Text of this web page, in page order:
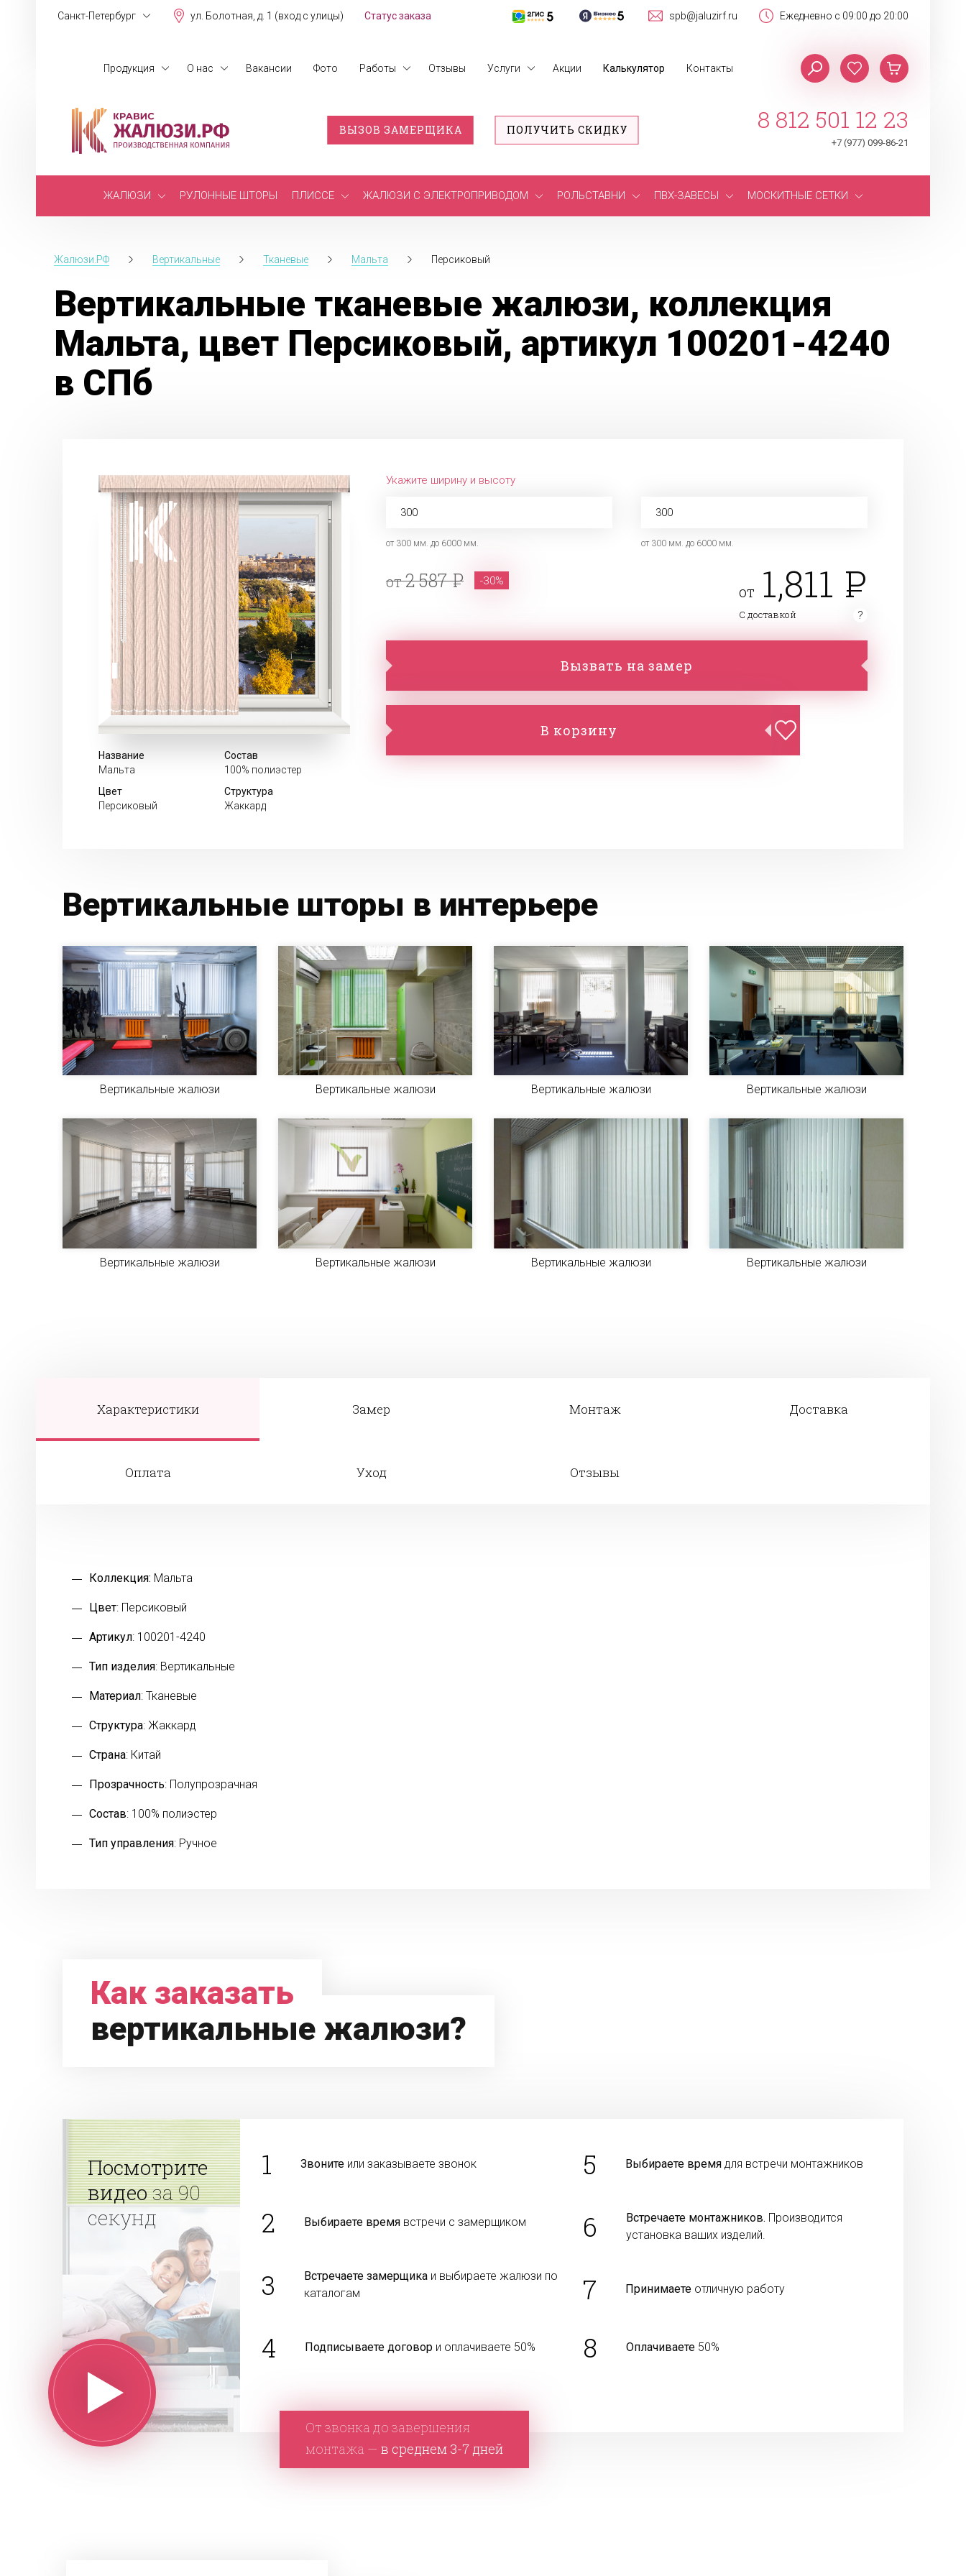
Санкт-Петербург ул. Болотная, д. 1 (вход с улицы) Ежедневно с 09:00 до 20:00
spb@jaluzirf.ru
Статус заказа
Продукция О нас Вакансии Фото Работы Отзывы Услуги Акции Калькулятор Контакты
ВЫЗОВ ЗАМЕРЩИКА ПОЛУЧИТЬ СКИДКУ 8 812 501 12 23
+7 (977) 099-86-21
ЖАЛЮЗИ РУЛОННЫЕ ШТОРЫ ПЛИССЕ ЖАЛЮЗИ С ЭЛЕКТРОПРИВОДОМ РОЛЬСТАВНИ ПВХ-ЗАВЕСЫ МОСКИТНЫЕ СЕТКИ
Жалюзи.РФ Вертикальные Тканевые Мальта Персиковый
Вертикальные тканевые жалюзи, коллекция
Мальта, цвет Персиковый, артикул 100201-4240
в СПб
Название
Мальта
Состав
100% полиэстер
Цвет
Персиковый
Структура
Жаккард
Укажите ширину и высоту
от 300 мм. до 6000 мм. от 300 мм. до 6000 мм.
от2 587 -30%
от 1,811
С доставкой
Вызвать на замер
В корзину
Вертикальные шторы в интерьере
Вертикальные жалюзи Вертикальные жалюзи Вертикальные жалюзи Вертикальные жалюзи
Вертикальные жалюзи Вертикальные жалюзи Вертикальные жалюзи Вертикальные жалюзи
Характеристики Замер Монтаж Доставка
Оплата Уход Отзывы
Коллекция: Мальта
Цвет: Персиковый
Артикул: 100201-4240
Тип изделия: Вертикальные
Материал: Тканевые
Структура: Жаккард
Страна: Китай
Прозрачность: Полупрозрачная
Состав: 100% полиэстер
Тип управления: Ручное
Как заказать
вертикальные жалюзи?
Посмотрите
видеоза 90
секунд
1 Звоните или заказываете звонок
2 Выбираете время встречи с замерщиком
3 Встречаете замерщика и выбираете жалюзи по
каталогам
4 Подписываете договор и оплачиваете 50%
5 Выбираете времядля встречи монтажников
6 Встречаете монтажников. Производится
установка ваших изделий.
7 Принимаетеотличную работу
8 Оплачиваете50%
От звонка до завершения
монтажа — в среднем 3-7 дней